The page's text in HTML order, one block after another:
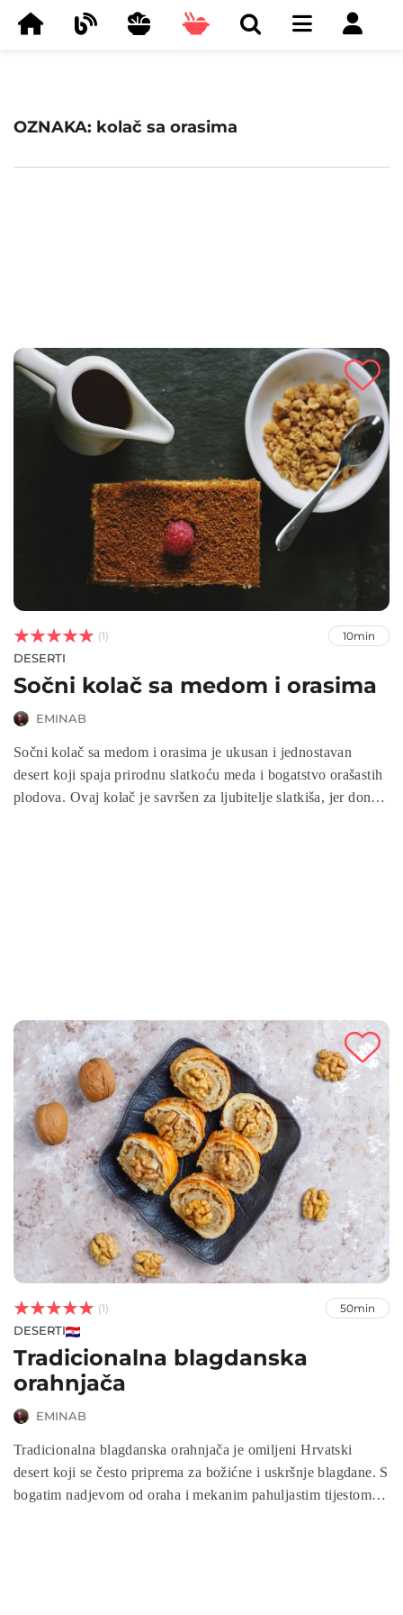
OZNAKA: kolač sa orasima


 (1) 10min
DESERTI
Sočni kolač sa medom i orasima
EMINAB
Sočni kolač sa medom i orasima je ukusan i jednostavan
desert koji spaja prirodnu slatkoću meda i bogatstvo orašastih
plodova. Ovaj kolač je savršen za ljubitelje slatkiša, jer donosi


 (1) 50min
DESERTI
Tradicionalna blagdanska
orahnjača
EMINAB
Tradicionalna blagdanska orahnjača je omiljeni Hrvatski
desert koji se često priprema za božićne i uskršnje blagdane. S
bogatim nadjevom od oraha i mekanim pahuljastim tijestom,